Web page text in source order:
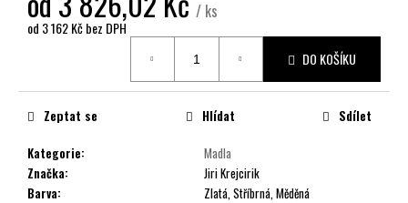
/ ks
od 3 162 Kčbez DPH
DO KOŠÍKU
Kategorie:
Madla
Značka:
Jiri Krejcirik
Barva:
Zlatá, Stříbrná, Měděná
Zeptat se Hlídat Sdílet
m